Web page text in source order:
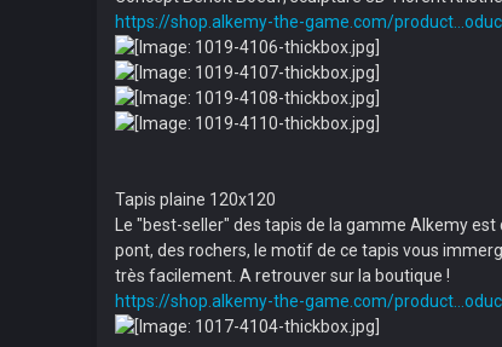
https://shop.alkemy-the-game.com/
Tapis plaine 120x120
­Le "best-seller" des tapis de la gamme Alkemy
pont, des rochers, le motif de ce tapis vous
très facilement. A retrouver sur la boutique !
https://shop.alkemy-the-game.com/